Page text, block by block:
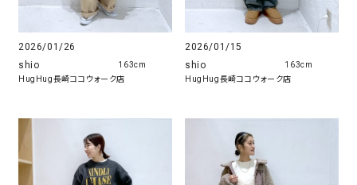
2026/01/26
shio
HugHug長崎ココウォーク店
163cm
2026/01/15
shio
HugHug長崎ココウォーク店
163cm